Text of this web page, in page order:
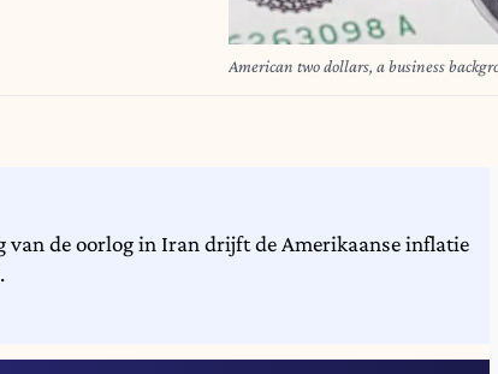
American two dollars, a business
van de oorlog in Iran drijft de Amerikaanse inflatie